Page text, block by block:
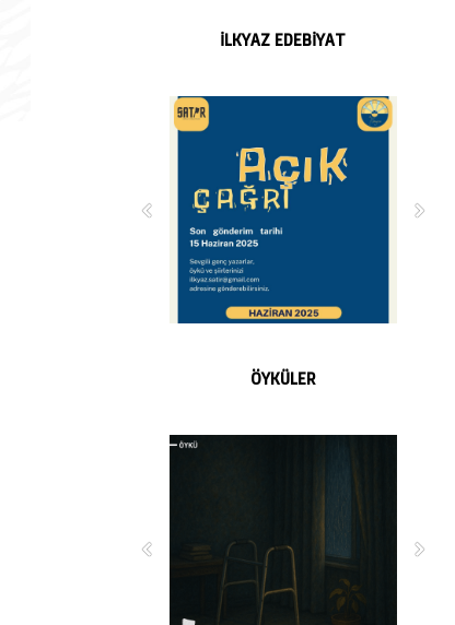
İLKYAZ EDEBİYAT
ÖYKÜLER